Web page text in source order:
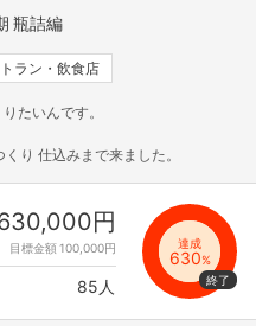
瓶詰編
ラン・飲食店
たいんです。
り 仕込みまで来ました。
円
目標金額 100,000円 達成
630%
85人